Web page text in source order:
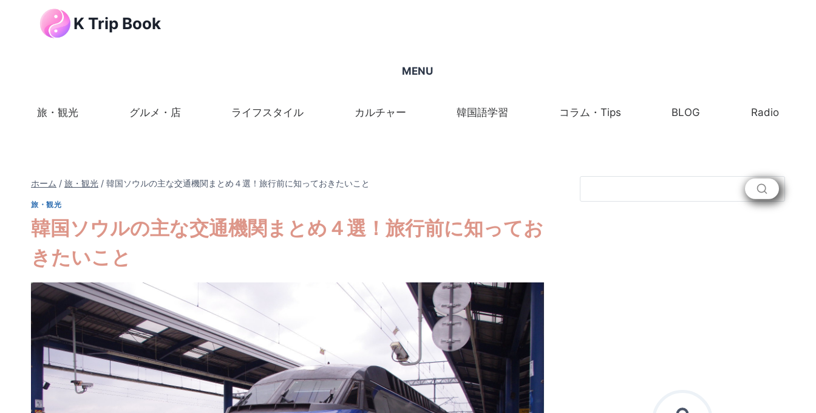
K Trip Book
MENU
旅・観光 グルメ・店 ライフスタイル カルチャー 韓国語学習 コラム・Tips BLOG Radio
ホーム / 旅・観光 / 韓国ソウルの主な交通機関まとめ４選！旅行前に知っておきたいこと
旅・観光
韓国ソウルの主な交通機関まとめ４選！旅行前に知ってお
きたいこと